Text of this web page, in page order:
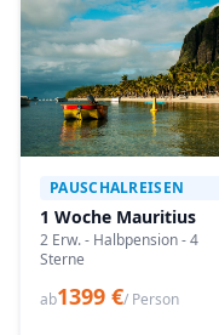
PAUSCHALREISEN
1 Woche Mauritius
2 Erw. - Halbpension - 4
Sterne
ab1399 €/ Person